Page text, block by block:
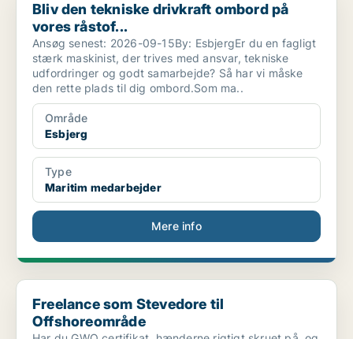
Bliv den tekniske drivkraft ombord på
vores råstof...
Ansøg senest: 2026-09-15By: EsbjergEr du en fagligt
stærk maskinist, der trives med ansvar, tekniske
udfordringer og godt samarbejde? Så har vi måske
den rette plads til dig ombord.Som ma..
Område
Esbjerg
Type
Maritim medarbejder
Mere info
Freelance som Stevedore til Offshoreområde
Freelance som Stevedore til
Offshoreområde